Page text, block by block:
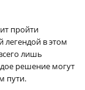
пройти
легендой в этом
лишь
решение могут
пути.